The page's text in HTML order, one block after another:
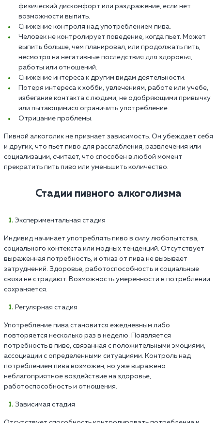
физический дискомфорт или раздражение, если нет
возможности выпить.
Снижение контроля над употреблением пива.
Человек не контролирует поведение, когда пьет. Может
выпить больше, чем планировал, или продолжать пить,
несмотря на негативные последствия для здоровья,
работы или отношений.
Снижение интереса к другим видам деятельности.
Потеря интереса к хобби, увлечениям, работе или учебе,
избегание контакта с людьми, не одобряющими привычку
или пытающимися ограничить употребление.
Отрицание проблемы.
Пивной алкоголик не признает зависимость. Он убеждает себя
и других, что пьет пиво для расслабления, развлечения или
социализации, считает, что способен в любой момент
прекратить пить пиво или уменьшить количество.
Стадии пивного алкоголизма
Экспериментальная стадия
Индивид начинает употреблять пиво в силу любопытства,
социального контекста или модных тенденций. Отсутствует
выраженная потребность, и отказ от пива не вызывает
затруднений. Здоровье, работоспособность и социальные
связи не страдают. Возможность умеренности в потреблении
сохраняется.
Регулярная стадия
Употребление пива становится ежедневным либо
повторяется несколько раз в неделю. Появляется
потребность в пиве, связанная с положительными эмоциями,
ассоциации с определенными ситуациями. Контроль над
потреблением пива возможен, но уже выражено
неблагоприятное воздействие на здоровье,
работоспособность и отношения.
Зависимая стадия